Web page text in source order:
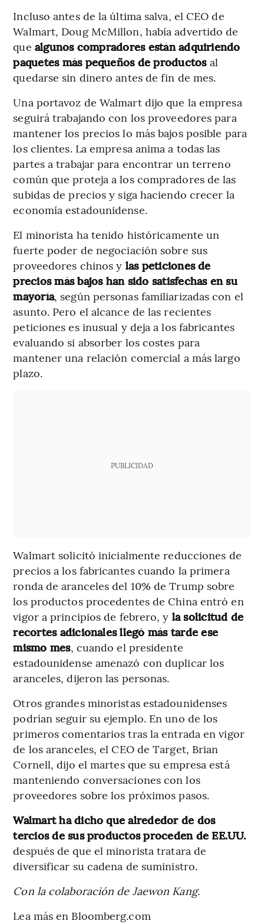
Incluso antes de la última salva, el CEO de
Walmart, Doug McMillon, había advertido de
que algunos compradores están adquiriendo
paquetes más pequeños de productos al
quedarse sin dinero antes de fin de mes.
Una portavoz de Walmart dijo que la empresa
seguirá trabajando con los proveedores para
mantener los precios lo más bajos posible para
los clientes. La empresa anima a todas las
partes a trabajar para encontrar un terreno
común que proteja a los compradores de las
subidas de precios y siga haciendo crecer la
economía estadounidense.
El minorista ha tenido históricamente un
fuerte poder de negociación sobre sus
proveedores chinos y las peticiones de
precios más bajos han sido satisfechas en su
mayoría, según personas familiarizadas con el
asunto. Pero el alcance de las recientes
peticiones es inusual y deja a los fabricantes
evaluando si absorber los costes para
mantener una relación comercial a más largo
plazo.
PUBLICIDAD
Walmart solicitó inicialmente reducciones de
precios a los fabricantes cuando la primera
ronda de aranceles del 10% de Trump sobre
los productos procedentes de China entró en
vigor a principios de febrero, y la solicitud de
recortes adicionales llegó más tarde ese
mismo mes, cuando el presidente
estadounidense amenazó con duplicar los
aranceles, dijeron las personas.
Otros grandes minoristas estadounidenses
podrían seguir su ejemplo. En uno de los
primeros comentarios tras la entrada en vigor
de los aranceles, el CEO de Target, Brian
Cornell, dijo el martes que su empresa está
manteniendo conversaciones con los
proveedores sobre los próximos pasos.
Walmart ha dicho que alrededor de dos
tercios de sus productos proceden de EE.UU.
después de que el minorista tratara de
diversificar su cadena de suministro.
Con la colaboración de Jaewon Kang.
Lea más en Bloomberg.com